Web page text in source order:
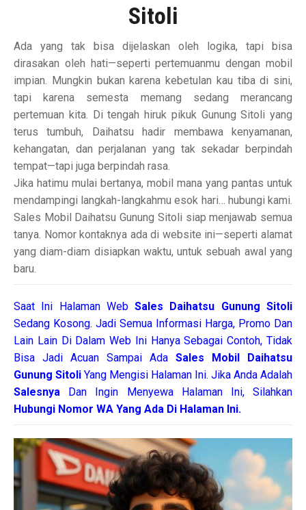
Sitoli
Ada yang tak bisa dijelaskan oleh logika, tapi bisa
dirasakan oleh hati—seperti pertemuanmu dengan mobil
impian. Mungkin bukan karena kebetulan kau tiba di sini,
tapi karena semesta memang sedang merancang
pertemuan kita. Di tengah hiruk pikuk Gunung Sitoli yang
terus tumbuh, Daihatsu hadir membawa kenyamanan,
kehangatan, dan perjalanan yang tak sekadar berpindah
tempat—tapi juga berpindah rasa.
Jika hatimu mulai bertanya, mobil mana yang pantas untuk
mendampingi langkah-langkahmu esok hari… hubungi kami.
Sales Mobil Daihatsu Gunung Sitoli siap menjawab semua
tanya. Nomor kontaknya ada di website ini—seperti alamat
yang diam-diam disiapkan waktu, untuk sebuah awal yang
baru.
Saat Ini Halaman WebSales Daihatsu Gunung Sitoli
Sedang Kosong. Jadi Semua Informasi Harga, Promo Dan
Lain Lain Di Dalam Web Ini Hanya Sebagai Contoh, Tidak
Bisa Jadi Acuan Sampai Ada Sales Mobil Daihatsu
Gunung Sitoli Yang Mengisi Halaman Ini. Jika Anda Adalah
Salesnya Dan Ingin Menyewa Halaman Ini, Silahkan
Hubungi Nomor WA Yang Ada Di Halaman Ini.